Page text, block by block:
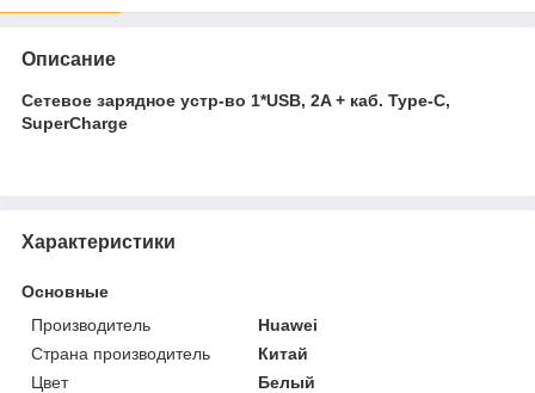
Описание
Сетевое зарядное устр-во 1*USB, 2A + каб. Type-C,
SuperCharge
Характеристики
Основные
Производитель
Huawei
Страна производитель
Китай
Цвет
Белый